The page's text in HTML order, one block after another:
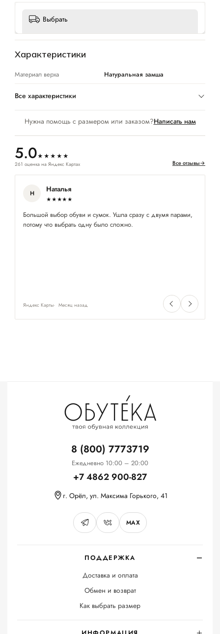
Выбрать
Нужна помощь с размером или заказом?Написать нам
5.0★★★★★
261 оценка на Яндекс Картах Все отзывы→
Н Наталья
★★★★★
Большой выбор обуви и сумок. Ушла сразу с двумя парами,
потому что выбрать одну было сложно.
Яндекс Карты Месяц назад
Характеристики
Материал верха Натуральная замша
Все характеристики
ПОДДЕРЖКА
Доставка и оплата
Обмен и возврат
Как выбрать размер
8 (800) 7773719
Ежедневно 10:00 – 20:00
+7 4862 900-827
г. Орёл, ул. Максима Горького, 41
MAX